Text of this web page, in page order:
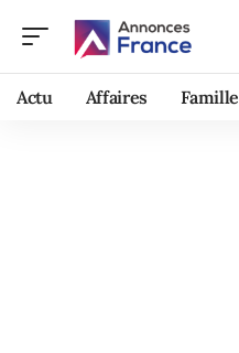
Actu Affaires Famille